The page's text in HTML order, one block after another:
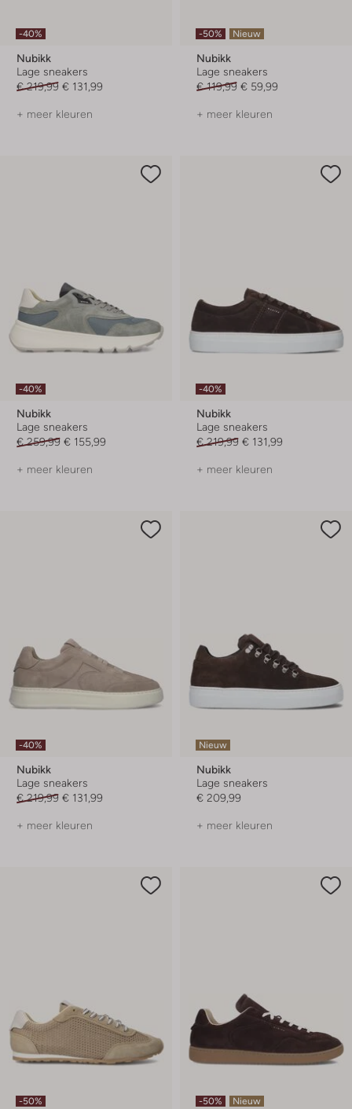
-40%
Nubikk
Lage sneakers
€ 219,99 € 131,99
+ meer kleuren
-50% Nieuw
Nubikk
Lage sneakers
€ 119,99 € 59,99
+ meer kleuren
-40%
Nubikk
Lage sneakers
€ 259,99 € 155,99
+ meer kleuren
-40%
Nubikk
Lage sneakers
€ 219,99 € 131,99
+ meer kleuren
-40%
Nubikk
Lage sneakers
€ 219,99 € 131,99
+ meer kleuren
Nieuw
Nubikk
Lage sneakers
€ 209,99
+ meer kleuren
-50% -50% Nieuw